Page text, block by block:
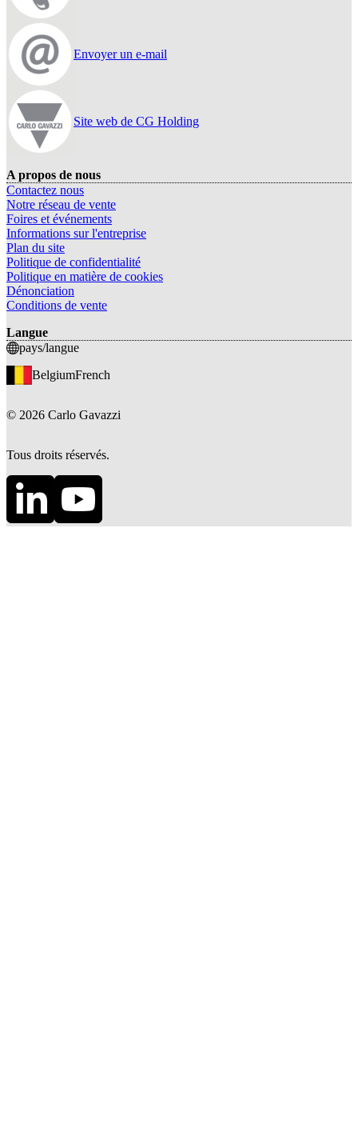
Envoyer un e-mail
Site web de CG Holding
A propos de nous
Contactez nous
Notre réseau de vente
Foires et événements
Informations sur l'entreprise
Plan du site
Politique de confidentialité
Politique en matière de cookies
Dénonciation
Conditions de vente
Langue
pays/langue
BelgiumFrench
© 2026 Carlo Gavazzi
Tous droits réservés.